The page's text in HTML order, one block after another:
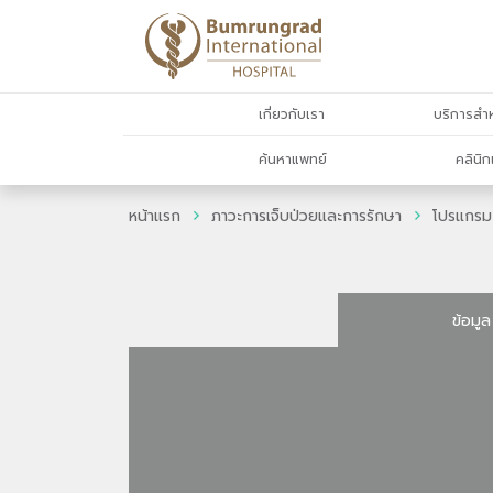
เกี่ยวกับเรา บริการส
ค้นหาแพทย์ คลินิก
หน้าแรก ภาวะการเจ็บป่วยและการรักษา โปรแกร
ข้อมูล